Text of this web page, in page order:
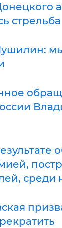
стрельба
среди